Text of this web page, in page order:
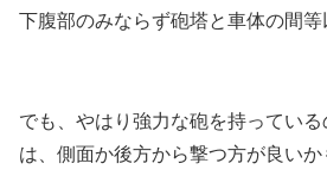
下腹部のみならず砲塔と車体の間等
でも、やはり強力な砲を持ってい
は、側面か後方から撃つ方が良いか